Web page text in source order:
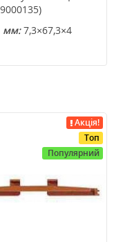
мм:7,3×67,3×4
Акція!
Топ
Популярний